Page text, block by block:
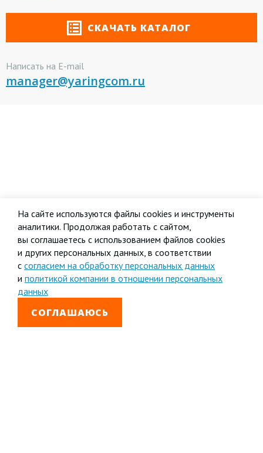
СКАЧАТЬ КАТАЛОГ
Написать на E-mail
manager@yaringcom.ru
На сайте используются файлы cookies и инструменты
аналитики. Продолжая работать с сайтом,
вы соглашаетесь с использованием файлов cookies
и других персональных данных, в соответствии
с согласием на обработку персональных данных
и политикой компании в отношении персональных
данных
СОГЛАШАЮСЬ